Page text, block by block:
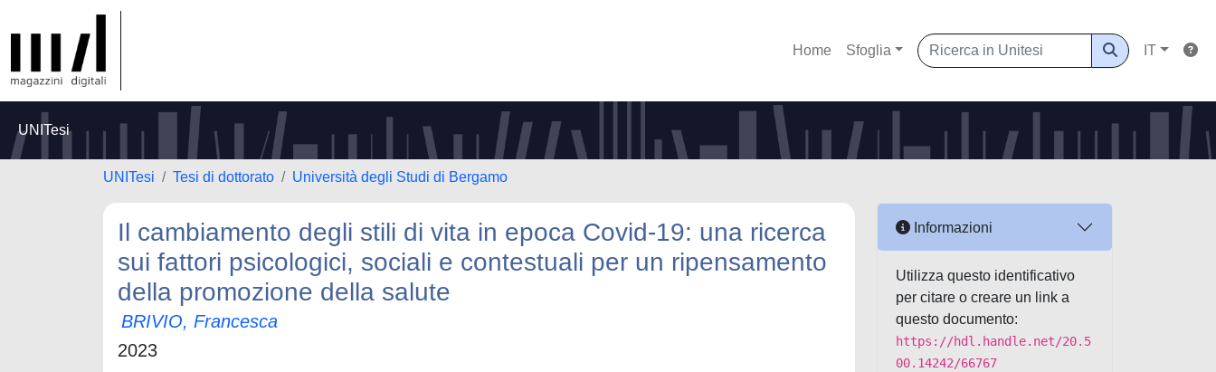
Home Sfoglia IT
UNITesi
UNITesi Tesi di dottorato Università degli Studi di Bergamo
Il cambiamento degli stili di vita in epoca Covid-19: una ricerca
sui fattori psicologici, sociali e contestuali per un ripensamento
della promozione della salute
BRIVIO, Francesca
2023
Informazioni
Utilizza questo identificativo
per citare o creare un link a
questo documento:
https://hdl.handle.net/20.5
00.14242/66767